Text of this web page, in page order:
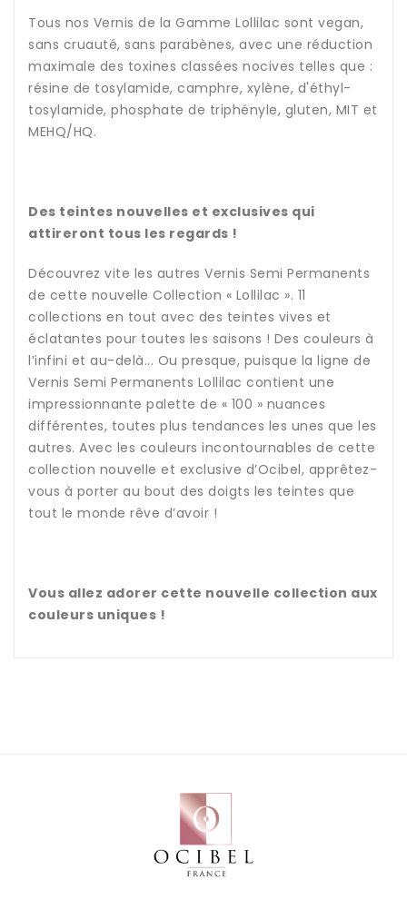
Tous nos Vernis de la Gamme Lollilac sont vegan,
sans cruauté, sans parabènes, avec une réduction
maximale des toxines classées nocives telles que :
résine de tosylamide, camphre, xylène, d'éthyl-
tosylamide, phosphate de triphényle, gluten, MIT et
MEHQ/HQ.
Des teintes nouvelles et exclusives qui
attireront tous les regards !
Découvrez vite les autres Vernis Semi Permanents
de cette nouvelle Collection « Lollilac ». 11
collections en tout avec des teintes vives et
éclatantes pour toutes les saisons ! Des couleurs à
l’infini et au-delà... Ou presque, puisque la ligne de
Vernis Semi Permanents Lollilac contient une
impressionnante palette de « 100 » nuances
différentes, toutes plus tendances les unes que les
autres. Avec les couleurs incontournables de cette
collection nouvelle et exclusive d’Ocibel, apprêtez-
vous à porter au bout des doigts les teintes que
tout le monde rêve d’avoir !
Vous allez adorer cette nouvelle collection aux
couleurs uniques !